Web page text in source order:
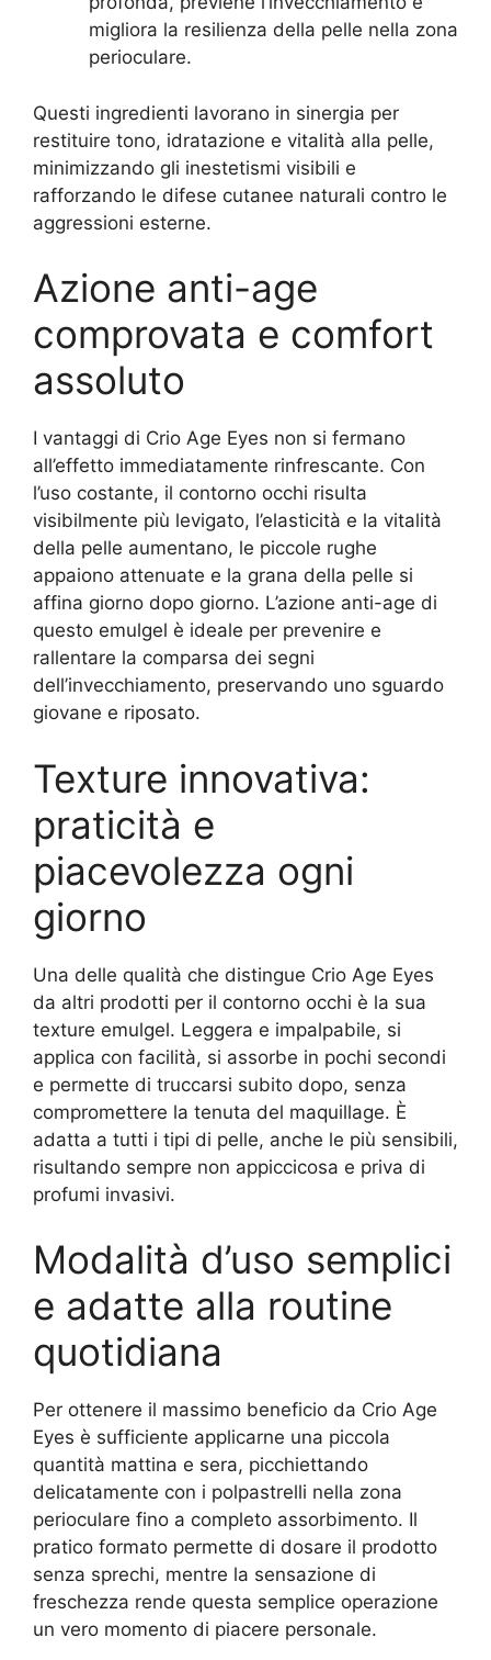
migliora la resilienza della pelle nella zona
perioculare.
Questi ingredienti lavorano in sinergia per
restituire tono, idratazione e vitalità alla pelle,
minimizzando gli inestetismi visibili e
rafforzando le difese cutanee naturali contro le
aggressioni esterne.
Azione anti-age
comprovata e comfort
assoluto
I vantaggi di Crio Age Eyes non si fermano
all’effetto immediatamente rinfrescante. Con
l’uso costante, il contorno occhi risulta
visibilmente più levigato, l’elasticità e la vitalità
della pelle aumentano, le piccole rughe
appaiono attenuate e la grana della pelle si
affina giorno dopo giorno. L’azione anti-age di
questo emulgel è ideale per prevenire e
rallentare la comparsa dei segni
dell’invecchiamento, preservando uno sguardo
giovane e riposato.
Texture innovativa:
praticità e
piacevolezza ogni
giorno
Una delle qualità che distingue Crio Age Eyes
da altri prodotti per il contorno occhi è la sua
texture emulgel. Leggera e impalpabile, si
applica con facilità, si assorbe in pochi secondi
e permette di truccarsi subito dopo, senza
compromettere la tenuta del maquillage. È
adatta a tutti i tipi di pelle, anche le più sensibili,
risultando sempre non appiccicosa e priva di
profumi invasivi.
Modalità d’uso semplici
e adatte alla routine
quotidiana
Per ottenere il massimo beneficio da Crio Age
Eyes è sufficiente applicarne una piccola
quantità mattina e sera, picchiettando
delicatamente con i polpastrelli nella zona
perioculare fino a completo assorbimento. Il
pratico formato permette di dosare il prodotto
senza sprechi, mentre la sensazione di
freschezza rende questa semplice operazione
un vero momento di piacere personale.